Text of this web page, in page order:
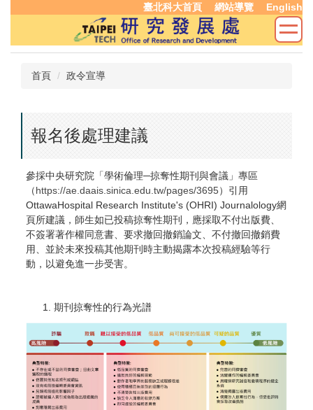
要
臺北科大首頁 網站導覽 English
首頁 政令宣導
報名後處理建議
參採中央研究院「學術倫理─掠奪性期刊與會議」專區
（https://ae.daais.sinica.edu.tw/pages/3695）引用
OttawaHospital Research Institute's (OHRI) Journalology網
頁所建議，師生如已投稿掠奪性期刊，應採取不付出版費、
不簽署著作權同意書、要求撤回撤銷論文、不付撤回撤銷費
用、並於未來投稿其他期刊時主動揭露本次投稿經驗等行
動，以避免進一步受害。
期刊掠奪性的行為光譜